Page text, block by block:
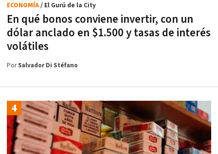
En qué bonos conviene invertir, con un
dólar anclado en $1.500 y tasas de interés
volátiles
ECONOMÍA/ El Gurú de la City
PorSalvador Di Stéfano